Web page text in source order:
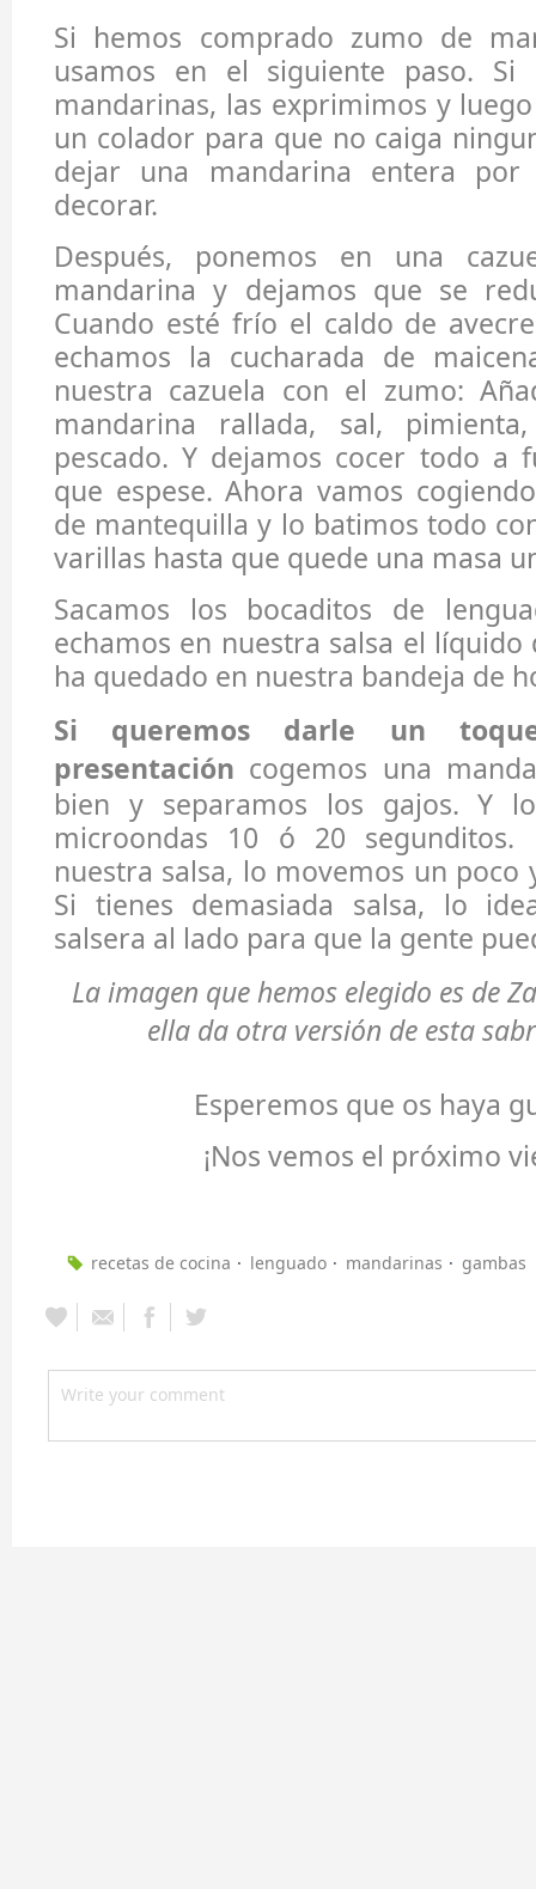
Si hemos comprado zumo de
usamos en el siguiente paso. Si
mandarinas, las exprimimos y
un colador para que no caiga
dejar una mandarina entera
decorar.
Después, ponemos en una
mandarina y dejamos que se
Cuando esté frío el caldo de
echamos la cucharada de
nuestra cazuela con el zumo:
mandarina rallada, sal,
pescado. Y dejamos cocer todo a
que espese. Ahora vamos
de mantequilla y lo batimos todo
varillas hasta que quede una masa
Sacamos los bocaditos de
echamos en nuestra salsa el
ha quedado en nuestra bandeja de
Si queremos darle un
presentación cogemos una
bien y separamos los gajos. Y
microondas 10 ó 20 segunditos.
nuestra salsa, lo movemos un poco
Si tienes demasiada salsa, lo
salsera al lado para que la gente
La imagen que hemos elegido es de
ella da otra versión de esta
Esperemos que os haya
¡Nos vemos el próximo
recetas de cocina lenguado mandarinas gambas